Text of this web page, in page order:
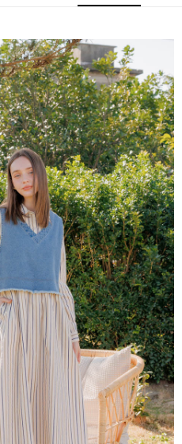
繳費，但若您需要取消訂單，請聯絡
」之結帳頁面顯示為準，若有關於
關疑問，請聯繫「AFTEE先享後付
support/home
之「AFTEE先享後付」服務完成之交
資料，並將交易相關給付款項請求債
下網址：
理人或監護人之同意方可使用
者引起之損失，本公司不負相關責
據個別帳號之用戶狀況，依本公司即
度不足之情形，本公司將視審查結果
資訊註冊。若發現惡意使用之情形，
戶之使用額度並採取法律行動。
)免運費
)免運費